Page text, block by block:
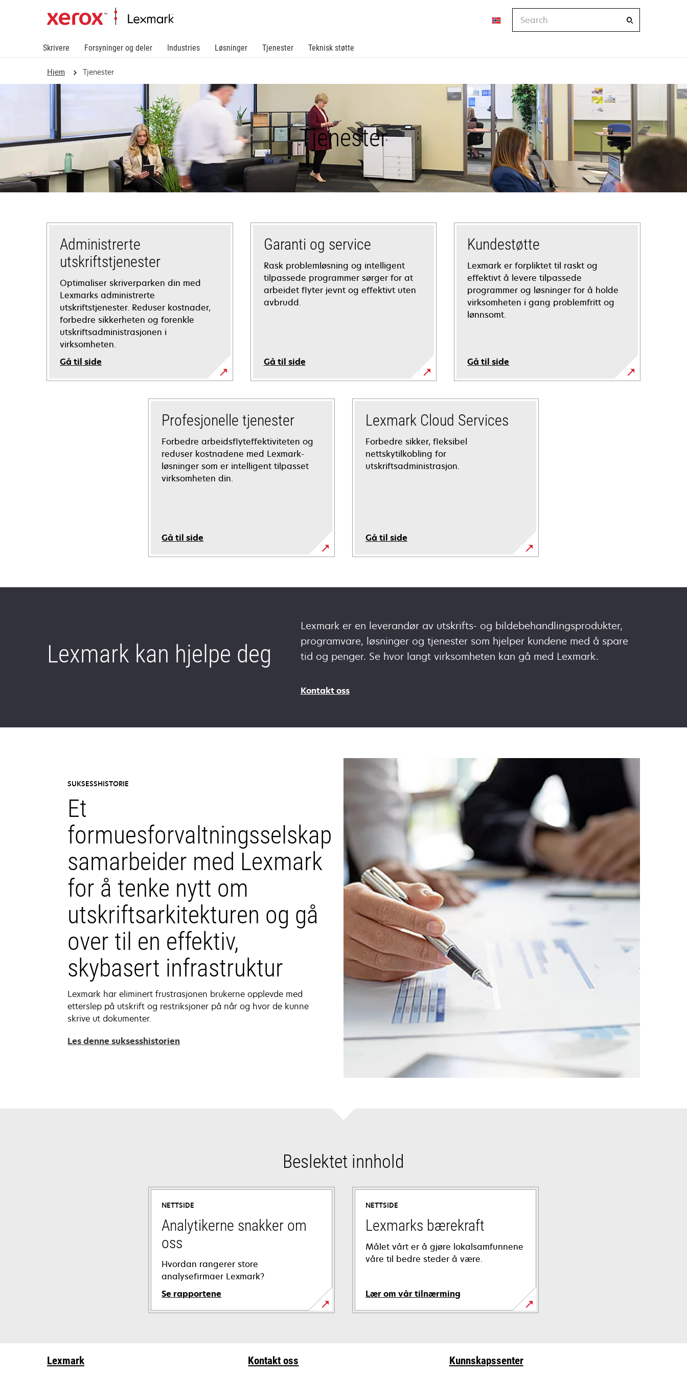
Skrivere Forsyninger og deler Industries Løsninger Tjenester Teknisk støtte
Hjem Tjenester
Tjenester
Administrerte
utskriftstjenester
Optimaliser skriverparken din med
Lexmarks administrerte
utskriftstjenester. Reduser kostnader,
forbedre sikkerheten og forenkle
utskriftsadministrasjonen i
virksomheten.
Gå til side
Garanti og service
Rask problemløsning og intelligent
tilpassede programmer sørger for at
arbeidet flyter jevnt og effektivt uten
avbrudd.
Gå til side
Kundestøtte
Lexmark er forpliktet til raskt og
effektivt å levere tilpassede
programmer og løsninger for å holde
virksomheten i gang problemfritt og
lønnsomt.
Gå til side
Profesjonelle tjenester
Forbedre arbeidsflyteffektiviteten og
reduser kostnadene med Lexmark-
løsninger som er intelligent tilpasset
virksomheten din.
Gå til side
Lexmark Cloud Services
Forbedre sikker, fleksibel
nettskytilkobling for
utskriftsadministrasjon.
Gå til side
Lexmark kan hjelpe deg
Lexmark er en leverandør av utskrifts- og bildebehandlingsprodukter,
programvare, løsninger og tjenester som hjelper kundene med å spare
tid og penger. Se hvor langt virksomheten kan gå med Lexmark.
Kontakt oss
SUKSESSHISTORIE
Et
formuesforvaltningsselskap
samarbeider med Lexmark
for å tenke nytt om
utskriftsarkitekturen og gå
over til en effektiv,
skybasert infrastruktur
Lexmark har eliminert frustrasjonen brukerne opplevde med
etterslep på utskrift og restriksjoner på når og hvor de kunne
skrive ut dokumenter.
Les denne suksesshistorien
Beslektet innhold
NETTSIDE
Analytikerne snakker om
oss
Hvordan rangerer store
analysefirmaer Lexmark?
Se rapportene
NETTSIDE
Lexmarks bærekraft
Målet vårt er å gjøre lokalsamfunnene
våre til bedre steder å være.
Lær om vår tilnærming
Lexmark Kontakt oss Kunnskapssenter